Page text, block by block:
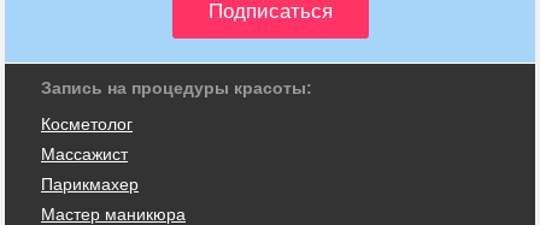
Запись на процедуры красоты:
Косметолог
Массажист
Парикмахер
Мастер маникюра